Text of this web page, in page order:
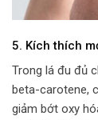
5. Kích thích
Trong lá đu đủ
beta-carotene,
giảm bớt oxy